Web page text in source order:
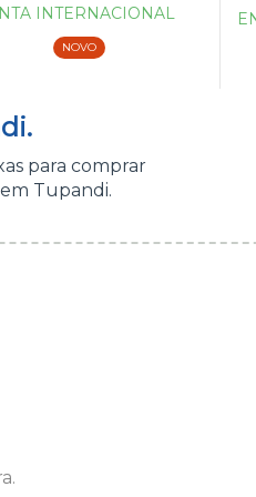
INTERNACIONAL
NOVO
para comprar
Tupandi.